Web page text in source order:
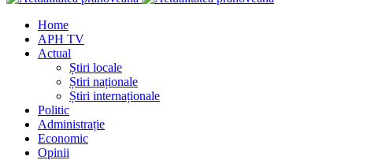
Home
APH TV
Actual
Știri locale
Știri naționale
Știri internaționale
Politic
Administrație
Economic
Opinii